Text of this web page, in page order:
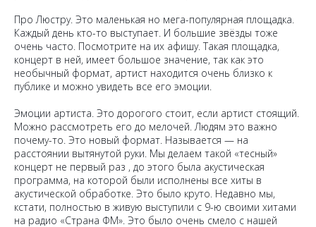
Про Люстру. Это маленькая но мега-популярная площадка.
Каждый день кто-то выступает. И большие звёзды тоже
очень часто. Посмотрите на их афишу. Такая площадка,
концерт в ней, имеет большое значение, так как это
необычный формат, артист находится очень близко к
публике и можно увидеть все его эмоции.
Эмоции артиста. Это дорогого стоит, если артист стоящий.
Можно рассмотреть его до мелочей. Людям это важно
почему-то. Это новый формат. Называется — на
расстоянии вытянутой руки. Мы делаем такой «тесный»
концерт не первый раз , до этого была акустическая
программа, на которой были исполнены все хиты в
акустической обработке. Это было круто. Недавно мы,
кстати, полностью в живую выступили с 9-ю своими хитами
на радио «Страна ФМ». Это было очень смело с нашей